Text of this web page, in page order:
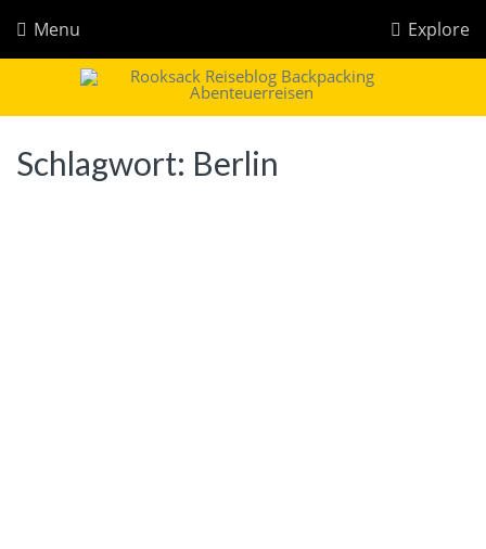
Explore
Menu
Rooksack
Reiseblog für Backpacking in Europa und der Welt
Schlagwort: Berlin